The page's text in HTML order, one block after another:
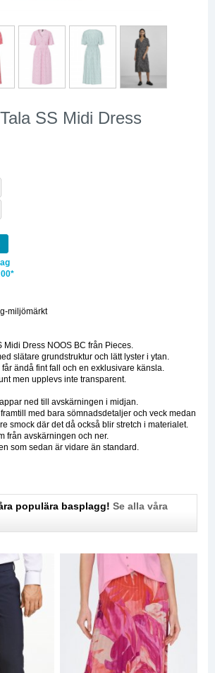
SS Midi Dress
miljömärkt
Midi Dress NOOS BC från Pieces.
slätare grundstruktur och lätt lyster i ytan.
ändå fint fall och en exklusivare känsla.
men upplevs inte transparent.
ned till avskärningen i midjan.
med bara sömnadsdetaljer och veck medan
smock där det då också blir stretch i materialet.
från avskärningen och ner.
som sedan är vidare än standard.
populära basplagg! Se alla våra